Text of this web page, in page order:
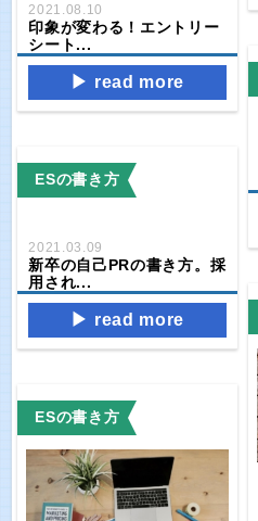
2021.08.10
印象が変わる！エントリー
シート...
read more
ESの書き方
2021.03.09
新卒の自己PRの書き方。採
用され...
read more
ESの書き方